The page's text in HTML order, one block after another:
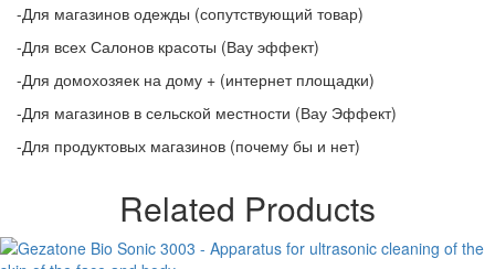
-Для магазинов одежды (сопутствующий товар)
-Для всех Салонов красоты (Вау эффект)
-Для домохозяек на дому + (интернет площадки)
-Для магазинов в сельской местности (Вау Эффект)
-Для продуктовых магазинов (почему бы и нет)
Related Products